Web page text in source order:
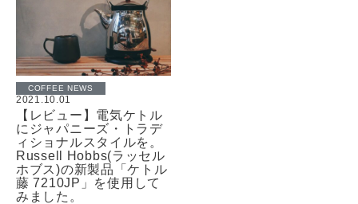
COFFEE NEWS
2021.10.01
【レビュー】電気ケトル
にジャパニーズ・トラデ
ィショナルスタイルを。
Russell Hobbs(ラッセル
ホブス)の新製品「ケトル
藤 7210JP」を使用して
みました。